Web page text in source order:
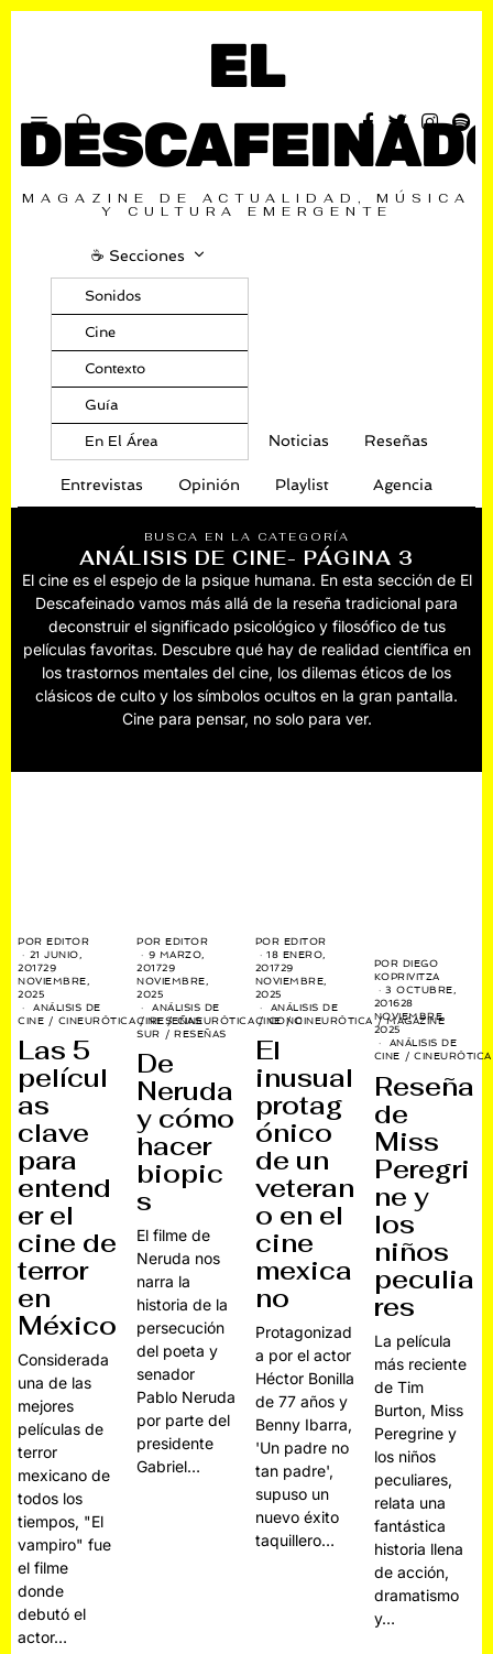
EL
MAGAZINE DE ACTUALIDAD, MÚSICA
Y CULTURA EMERGENTE
☕️ Secciones
Sonidos
Cine
Contexto
Guía
En El Área Noticias Reseñas
Entrevistas Opinión Playlist Agencia
BUSCA EN LA CATEGORÍA
ANÁLISIS DE CINE- PÁGINA 3
El cine es el espejo de la psique humana. En esta sección de El
Descafeinado vamos más allá de la reseña tradicional para
deconstruir el significado psicológico y filosófico de tus
películas favoritas. Descubre qué hay de realidad científica en
los trastornos mentales del cine, los dilemas éticos de los
clásicos de culto y los símbolos ocultos en la gran pantalla.
Cine para pensar, no solo para ver.
POREDITOR
21 JUNIO,
201729
NOVIEMBRE,
2025
ANÁLISIS DE
CINE / CINEURÓTICA / RESEÑAS
Las 5
películ
as
clave
para
entend
er el
cine de
terror
en
México
Considerada
una de las
mejores
películas de
terror
mexicano de
todos los
tiempos, "El
vampiro" fue
el filme
donde
debutó el
actor…
POREDITOR
9 MARZO,
201729
NOVIEMBRE,
2025
ANÁLISIS DE
CINE / CINEURÓTICA / CONO
SUR / RESEÑAS
De
Neruda
y cómo
hacer
biopic
s
El filme de
Neruda nos
narra la
historia de la
persecución
del poeta y
senador
Pablo Neruda
por parte del
presidente
Gabriel…
POR EDITOR
18 ENERO,
201729
NOVIEMBRE,
2025
ANÁLISIS DE
CINE / CINEURÓTICA / MAGAZINE
El
inusual
protag
ónico
de un
veteran
o en el
cine
mexica
no
Protagonizad
a por el actor
Héctor Bonilla
de 77 años y
Benny Ibarra,
'Un padre no
tan padre',
supuso un
nuevo éxito
taquillero…
POR DIEGO
KOPRIVITZA
3 OCTUBRE,
201628
NOVIEMBRE,
2025
ANÁLISIS DE
CINE / CINEURÓTICA
Reseña
de
Miss
Peregri
ne y
los
niños
peculia
res
La película
más reciente
de Tim
Burton, Miss
Peregrine y
los niños
peculiares,
relata una
fantástica
historia llena
de acción,
dramatismo
y…